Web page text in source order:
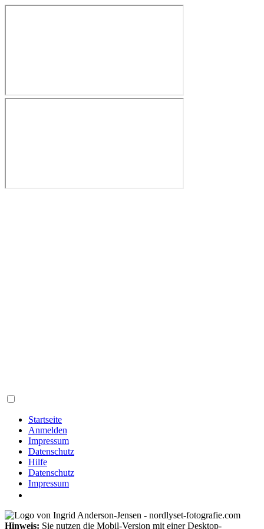
Startseite
Anmelden
Impressum
Datenschutz
Hilfe
Datenschutz
Impressum
Hinweis: Sie nutzen die Mobil-Version mit einer Desktop-